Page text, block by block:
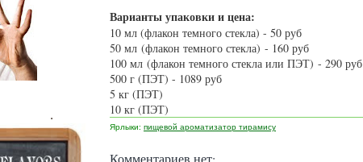
Варианты упаковки и цена:
10 мл (флакон темного стекла) - 50 руб
50 мл (флакон темного стекла) - 160 руб
100 мл (флакон темного стекла или ПЭТ) - 290 руб
500 г (ПЭТ) - 1089 руб
5 кг (ПЭТ)
10 кг (ПЭТ)
Ярлыки: пищевой ароматизатор тирамису
Комментариев нет: